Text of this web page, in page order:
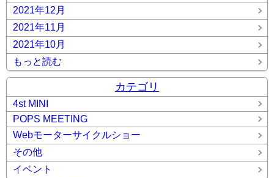
2021年12月
2021年11月
2021年10月
もっと読む
カテゴリ
4st MINI
POPS MEETING
Webモーターサイクルショー
その他
イベント